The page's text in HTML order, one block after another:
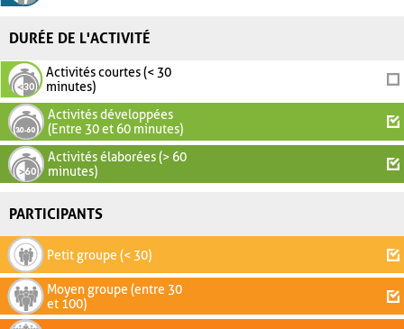
DURÉE DE L'ACTIVITÉ
Activités courtes (< 30
minutes)
Activités développées
(Entre 30 et 60 minutes)
Activités élaborées (> 60
minutes)
PARTICIPANTS
Petit groupe (< 30)
Moyen groupe (entre 30
et 100)